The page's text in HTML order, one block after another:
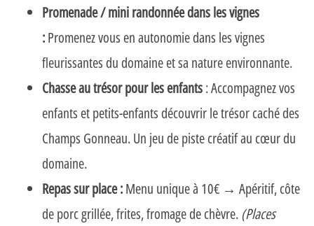
Promenade / mini randonnée dans les vignes
:Promenez vous en autonomie dans les vignes
fleurissantes du domaine et sa nature environnante.
Chasse au trésor pour les enfants: Accompagnez vos
enfants et petits-enfants découvrir le trésor caché des
Champs Gonneau. Un jeu de piste créatif au cœur du
domaine.
Repas sur place :Menu unique à 10€ → Apéritif, côte
de porc grillée, frites, fromage de chèvre. (Places